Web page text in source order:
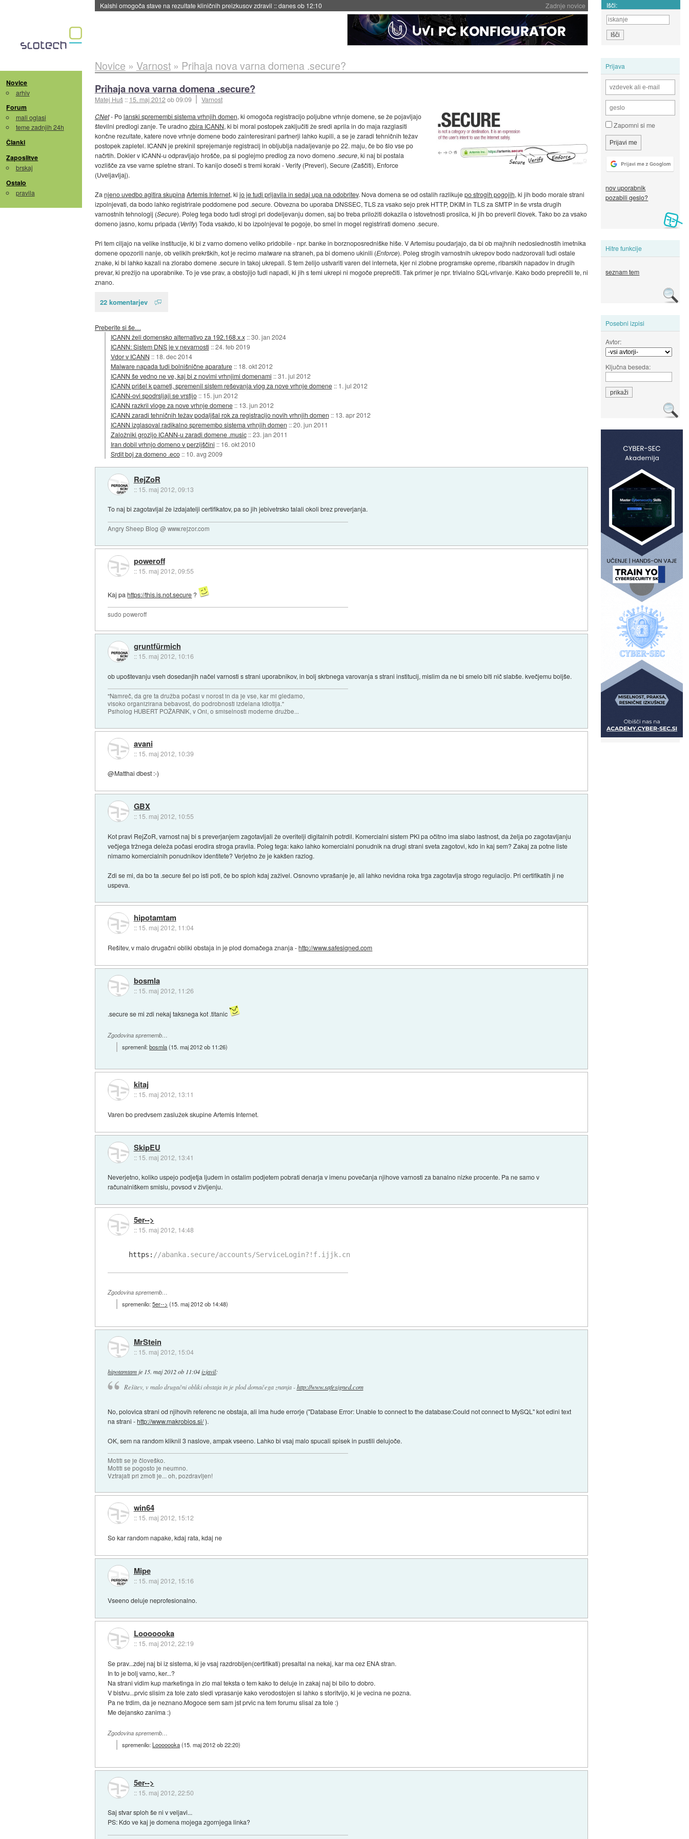
Zadnje novice
Sandisk že prodal več kot polovico SSD-jev za naslednji dve leti::danes ob 11:37 Išči:
Novice
arhiv
Forum
mali oglasi
teme zadnjih 24h
Članki
Zaposlitve
brskaj
Ostalo
pravila
Prijava
Zapomni si me
nov uporabnik
pozabili geslo?
Hitre funkcije
seznam tem
Posebni izpisi
Avtor:
Ključna beseda:
Novice » Varnost» Prihaja nova varna domena .secure?
Prihaja nova varna domena .secure?
Matej Huš :: 15. maj 2012ob 09:09
Varnost
CNet- Polanski spremembi sistema vrhnjih domen, ki omogoča registracijo poljubne vrhnje domene, se že pojavljajo
številni predlogi zanje. Te uradnozbira ICANN, ki bi moral postopek zaključiti že sredi aprila in do maja razglasiti
končne rezultate, katere nove vrhnje domene bodo zainteresirani partnerji lahko kupili, a se je zaradi tehničnih težav
postopek zapletel. ICANN je prekinil sprejemanje registracij in obljublja nadaljevanje po 22. maju, če bo šlo vse po
načrtih. Dokler v ICANN-u odpravljajo hrošče, pa si poglejmo predlog za novo domeno .secure, ki naj bi postala
vozlišče za vse varne spletne strani. To kanijo doseči s tremi koraki - Verify (Preveri), Secure (Zaščiti), Enforce
(Uveljavljaj).
Za njeno uvedbo agitira skupina Artemis Internet, ki jo je tudi prijavila in sedaj upa na odobritev. Nova domena se od ostalih razlikujepo strogih pogojih, ki jih bodo morale strani
izpolnjevati, da bodo lahko registrirale poddomene pod .secure. Obvezna bo uporaba DNSSEC, TLS za vsako sejo prek HTTP, DKIM in TLS za SMTP in še vrsta drugih
varnostnih tehnologij (Secure). Poleg tega bodo tudi strogi pri dodeljevanju domen, saj bo treba priložiti dokazila o istovetnosti prosilca, ki jih bo preveril človek. Tako bo za vsako
domeno jasno, komu pripada (Verify) Toda vsakdo, ki bo izpolnjeval te pogoje, bo smel in mogel registrirati domeno .secure.
Pri tem ciljajo na velike institucije, ki bi z varno domeno veliko pridobile - npr. banke in borznoposredniške hiše. V Artemisu poudarjajo, da bi ob majhnih nedoslednostih imetnika
domene opozorili nanje, ob velikih prekrških, kot je recimomalwarena straneh, pa bi domeno ukinili (Enforce). Poleg strogih varnostnih ukrepov bodo nadzorovali tudi ostale
znake, ki bi lahko kazali na zlorabo domene .secure in takoj ukrepali. S tem želijo ustvariti varen del interneta, kjer ni zlobne programske opreme, ribarskih napadov in drugih
prevar, ki prežijo na uporabnike. To je vse prav, a obstojijo tudi napadi, ki jih s temi ukrepi ni mogoče preprečiti. Tak primer je npr. trivialno SQL-vrivanje. Kako bodo preprečili te, ni
znano.
22 komentarjev
Preberite si še…
ICANN želi domensko alternativo za 192.168.x.x ::30. jan 2024
ICANN: Sistem DNS je v nevarnosti ::24. feb 2019
Vdor v ICANN :: 18. dec 2014
Malware napada tudi bolnišnične aparature :: 18. okt 2012
ICANN še vedno ne ve, kaj bi z novimi vrhnjimi domenami ::31. jul 2012
ICANN prišel k pameti, spremenil sistem reševanja vlog za nove vrhnje domene :: 1. jul 2012
ICANN-ovi spodrsljaji se vrstijo :: 15. jun 2012
ICANN razkril vloge za nove vrhnje domene :: 13. jun 2012
ICANN zaradi tehničnih težav podaljšal rok za registracijo novih vrhnjih domen :: 13. apr 2012
ICANN izglasoval radikalno spremembo sistema vrhnjih domen ::20. jun 2011
Založniki grozijo ICANN-u zaradi domene .music ::23. jan 2011
Iran dobil vrhnjo domeno v perzijščini :: 16. okt 2010
Srdit boj za domeno .eco :: 10. avg 2009
RejZoR
:: 15. maj 2012, 09:13
To naj bi zagotavljal že izdajatelji certifikatov, pa so jih jebivetrsko talali okoli brez preverjanja.
Angry Sheep Blog @ www.rejzor.com
poweroff
:: 15. maj 2012, 09:55
Kaj pahttps://this.is.not.secure ?
sudo poweroff
gruntfürmich
:: 15. maj 2012, 10:16
ob upoštevanju vseh dosedanjih načel varnosti s strani uporabnikov, in bolj skrbnega varovanja s strani institucij, mislim da ne bi smelo biti nič slabše. kvečjemu boljše.
"Namreč, da gre ta družba počasi v norost in da je vse, kar mi gledamo,
visoko organizirana bebavost, do podrobnosti izdelana idiotija."
Psiholog HUBERT POŽARNIK, v Oni, o smiselnosti moderne družbe...
avani
:: 15. maj 2012, 10:39
@Matthai dbest :-)
GBX
:: 15. maj 2012, 10:55
Kot pravi RejZoR, varnost naj bi s preverjanjem zagotavljali že overitelji digitalnih potrdil. Komercialni sistem PKI pa očitno ima slabo lastnost, da želja po zagotavljanju
večjega tržnega deleža počasi erodira stroga pravila. Poleg tega: kako lahko komercialni ponudnik na drugi strani sveta zagotovi, kdo in kaj sem? Zakaj za potne liste
nimamo komercialnih ponudnikov identitete? Verjetno že je kakšen razlog.
Zdi se mi, da bo ta .secure šel po isti poti, če bo sploh kdaj zaživel. Osnovno vprašanje je, ali lahko nevidna roka trga zagotavlja strogo regulacijo. Pri certifikatih ji ne
uspeva.
hipotamtam
:: 15. maj 2012, 11:04
Rešitev, v malo drugačni obliki obstaja in je plod domačega znanja -http://www.safesigned.com
bosmla
:: 15. maj 2012, 11:26
.secure se mi zdi nekaj taksnega kot .titanic
Zgodovina sprememb…
spremenil:bosmla(15. maj 2012 ob 11:26)
kitaj
:: 15. maj 2012, 13:11
Varen bo predvsem zaslužek skupine Artemis Internet.
SkipEU
:: 15. maj 2012, 13:41
Neverjetno, koliko uspejo podjetja ljudem in ostalim podjetem pobrati denarja v imenu povečanja njihove varnosti za banalno nizke procente. Pa ne samo v
računalniškem smislu, povsod v življenju.
5er-->
:: 15. maj 2012, 14:48
https: //abanka.secure/accounts/ServiceLogin?!f.ijjk.cn
Zgodovina sprememb…
spremenilo:5er--> (15. maj 2012 ob 14:48)
MrStein
:: 15. maj 2012, 15:04
hipotamtam je 15. maj 2012 ob 11:04 izjavil:
Rešitev, v malo drugačni obliki obstaja in je plod domačega znanja -http://www.safesigned.com
No, polovica strani od njihovih referenc ne obstaja, ali ima hude errorje ("Database Error: Unable to connect to the database:Could not connect to MySQL" kot edini text
na strani -http://www.makrobios.si/).
OK, sem na random kliknil 3 naslove, ampak vseeno. Lahko bi vsaj malo spucali spisek in pustili delujoče.
Motiti se je človeško.
Motiti se pogosto je neumno.
Vztrajati pri zmoti je... oh, pozdravljen!
win64
:: 15. maj 2012, 15:12
So kar random napake, kdaj rata, kdaj ne
Mipe
:: 15. maj 2012, 15:16
Vseeno deluje neprofesionalno.
Looooooka
:: 15. maj 2012, 22:19
Se prav...zdej naj bi iz sistema, ki je vsaj razdrobljen(certifikati) presaltal na nekaj, kar ma cez ENA stran.
In to je bolj varno, ker...?
Na strani vidim kup marketinga in zlo mal teksta o tem kako to deluje in zakaj naj bi bilo to dobro.
V bistvu...prvic slisim za tole zato sledi vprasanje kako verodostojen si lahko s storitvijo, ki je vecina ne pozna.
Pa ne trdim, da je neznano.Mogoce sem sam jst prvic na tem forumu slisal za tole :)
Me dejansko zanima :)
Zgodovina sprememb…
spremenilo:Looooooka(15. maj 2012 ob 22:20)
5er-->
:: 15. maj 2012, 22:50
Saj stvar sploh še ni v veljavi...
PS: Kdo ve kaj je domena mojega zgornjega linka?